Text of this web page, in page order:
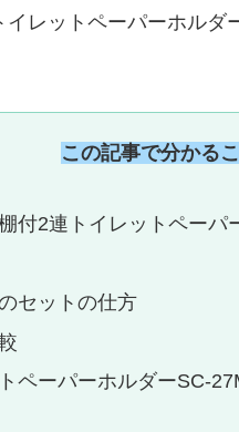
レットペーパーホルダ
この記事で分かる
付2連トイレットペーパ
セットの仕方
ペーパーホルダーSC-